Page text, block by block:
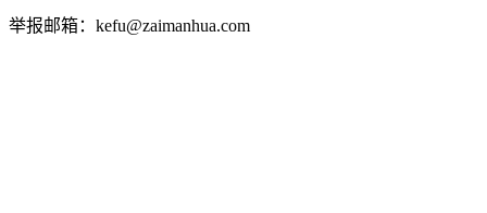
举报邮箱：kefu@zaimanhua.com